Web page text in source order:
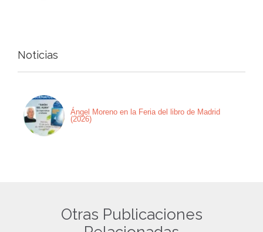
Noticias
Ángel Moreno en la Feria del libro de Madrid
(2026)
Otras Publicaciones